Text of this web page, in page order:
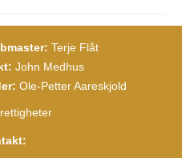
Terje Flåt
John Medhus
Ole-Petter Aareskjold